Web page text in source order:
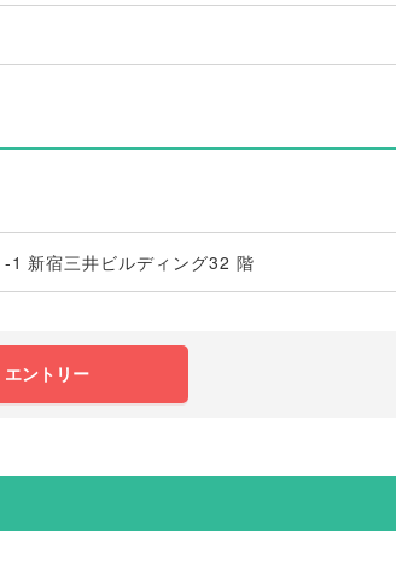
新宿三井ビルディング32 階
エントリー